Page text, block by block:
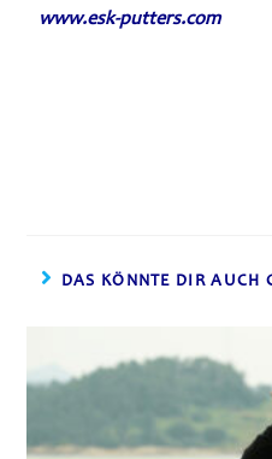
www.esk-putters.com
DAS KÖNNTE DIR AUCH